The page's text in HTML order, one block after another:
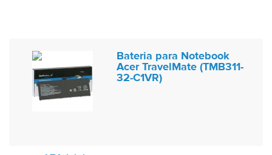
Bateria para Notebook
Acer TravelMate (TMB311-
32-C1VR)